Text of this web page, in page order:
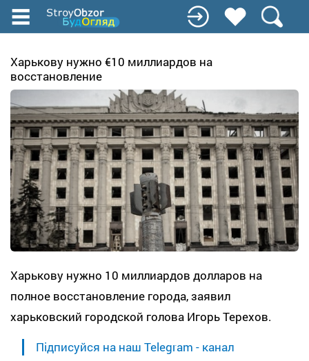
Перейти
до
вмісту
Харькову нужно €10 миллиардов на
восстановление
Харькову нужно 10 миллиардов долларов на
полное восстановление города, заявил
харьковский городской голова Игорь Терехов.
Підписуйся на наш Telegram - канал